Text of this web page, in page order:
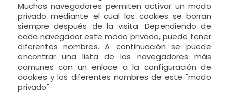
Muchos navegadores permiten activar un modo
privado mediante el cual las cookies se borran
siempre después de la visita. Dependiendo de
cada navegador este modo privado, puede tener
diferentes nombres. A continuación se puede
encontrar una lista de los navegadores más
comunes con un enlace a la configuración de
cookies y los diferentes nombres de este "modo
privado":